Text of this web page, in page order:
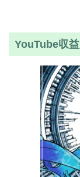
YouTube収益